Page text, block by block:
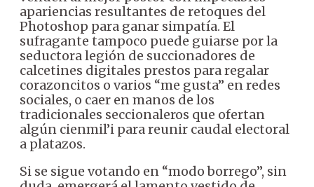
apariencias resultantes de retoques del
Photoshop para ganar simpatía. El
sufragante tampoco puede guiarse por la
seductora legión de succionadores de
calcetines digitales prestos para regalar
corazoncitos o varios “me gusta” en redes
sociales, o caer en manos de los
tradicionales seccionaleros que ofertan
algún cienmil’i para reunir caudal electoral
a platazos.
Si se sigue votando en “modo borrego”, sin